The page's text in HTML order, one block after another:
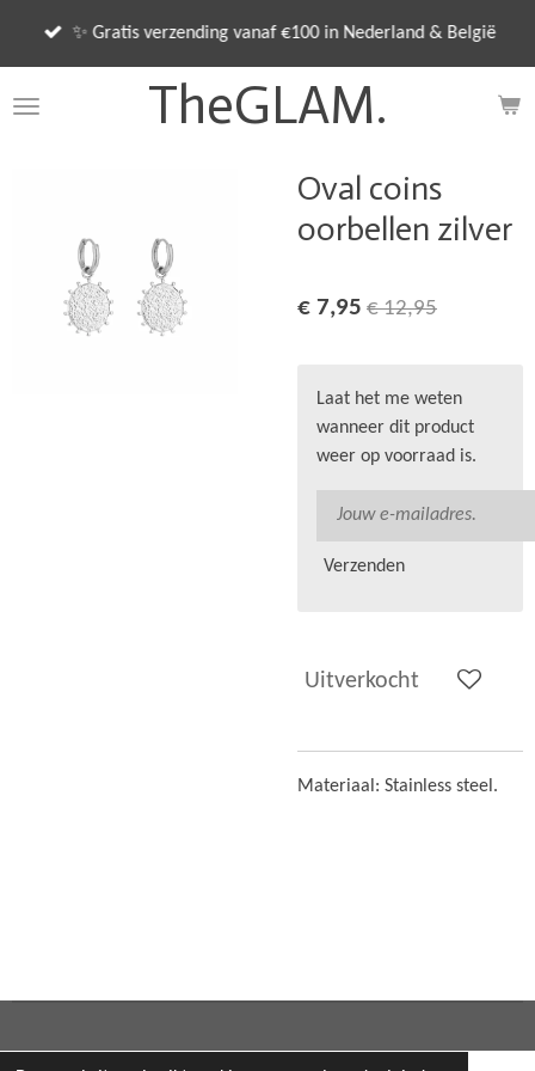
de
TheGLAM.
✨ Gratis verzending vanaf €100 in Nederland & België
Oval coins
oorbellen zilver
€ 7,95 € 12,95
Laat het me weten
wanneer dit product
weer op voorraad is.
Verzenden
Uitverkocht
Materiaal: Stainless steel.